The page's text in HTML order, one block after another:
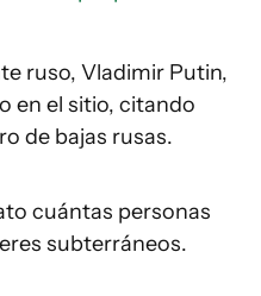
ruso, Vladimir Putin,
en el sitio, citando
de bajas rusas.
cuántas personas
subterráneos.